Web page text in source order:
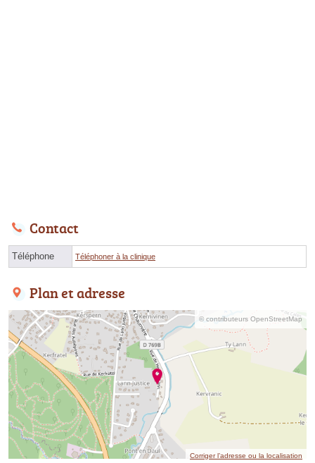
Contact
Téléphone Téléphoner à la clinique
Plan et adresse
© contributeurs OpenStreetMap
Corriger l’adresse ou la localisation